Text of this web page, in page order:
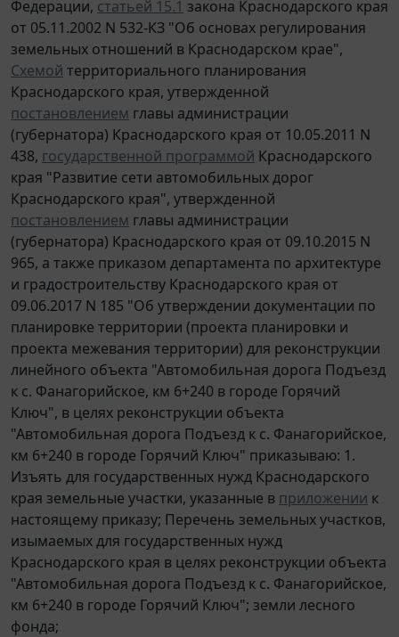
Федерации, статьей 15.1 закона Краснодарского края
от 05.11.2002 N 532-КЗ "Об основах регулирования
земельных отношений в Краснодарском крае",
Схемой территориального планирования
Краснодарского края, утвержденной
постановлением главы администрации
(губернатора) Краснодарского края от 10.05.2011 N
438, государственной программой Краснодарского
края "Развитие сети автомобильных дорог
Краснодарского края", утвержденной
постановлением главы администрации
(губернатора) Краснодарского края от 09.10.2015 N
965, а также приказом департамента по архитектуре
и градостроительству Краснодарского края от
09.06.2017 N 185 "Об утверждении документации по
планировке территории (проекта планировки и
проекта межевания территории) для реконструкции
линейного объекта "Автомобильная дорога Подъезд
к с. Фанагорийское, км 6+240 в городе Горячий
Ключ", в целях реконструкции объекта
"Автомобильная дорога Подъезд к с. Фанагорийское,
км 6+240 в городе Горячий Ключ" приказываю: 1.
Изъять для государственных нужд Краснодарского
края земельные участки, указанные в приложении к
настоящему приказу; Перечень земельных участков,
изымаемых для государственных нужд
Краснодарского края в целях реконструкции объекта
"Автомобильная дорога Подъезд к с. Фанагорийское,
км 6+240 в городе Горячий Ключ"; земли лесного
фонда;